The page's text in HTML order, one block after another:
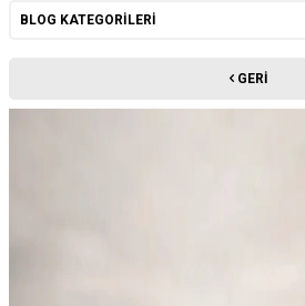
BLOG KATEGORILERI
GERI